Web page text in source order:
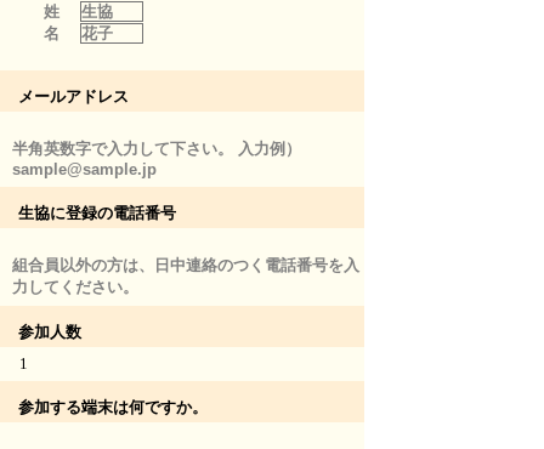
姓
生協
名
花子
メールアドレス
半角英数字で入力して下さい。 入力例）
sample@sample.jp
生協に登録の電話番号
組合員以外の方は、日中連絡のつく電話番号を入
力してください。
参加人数
1
参加する端末は何ですか。